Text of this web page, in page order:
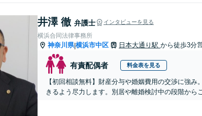
井澤 徹 弁護士 インタビューを見る
横浜合同法律事務所
神奈川県|横浜市中区 日本大通り駅 から徒歩3分
有責配偶者 料金表を見る
【初回相談無料】財産分与や婚姻費用の交渉に強
きるよう尽力します。別居や離婚検討中の段階から